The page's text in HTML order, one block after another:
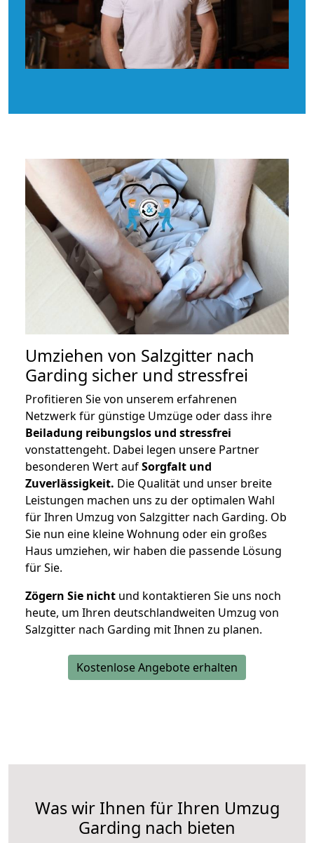
Umziehen von Salzgitter nach
Garding sicher und stressfrei
Profitieren Sie von unserem erfahrenen
Netzwerk für günstige Umzüge oder dass ihre
Beiladung reibungslos und stressfrei
vonstattengeht. Dabei legen unsere Partner
besonderen Wert aufSorgfalt und
Zuverlässigkeit. Die Qualität und unser breite
Leistungen machen uns zu der optimalen Wahl
für Ihren Umzug von Salzgitter nach Garding. Ob
Sie nun eine kleine Wohnung oder ein großes
Haus umziehen, wir haben die passende Lösung
für Sie.
Zögern Sie nicht und kontaktieren Sie uns noch
heute, um Ihren deutschlandweiten Umzug von
Salzgitter nach Garding mit Ihnen zu planen.
Kostenlose Angebote erhalten
Was wir Ihnen für Ihren Umzug
Garding nach bieten